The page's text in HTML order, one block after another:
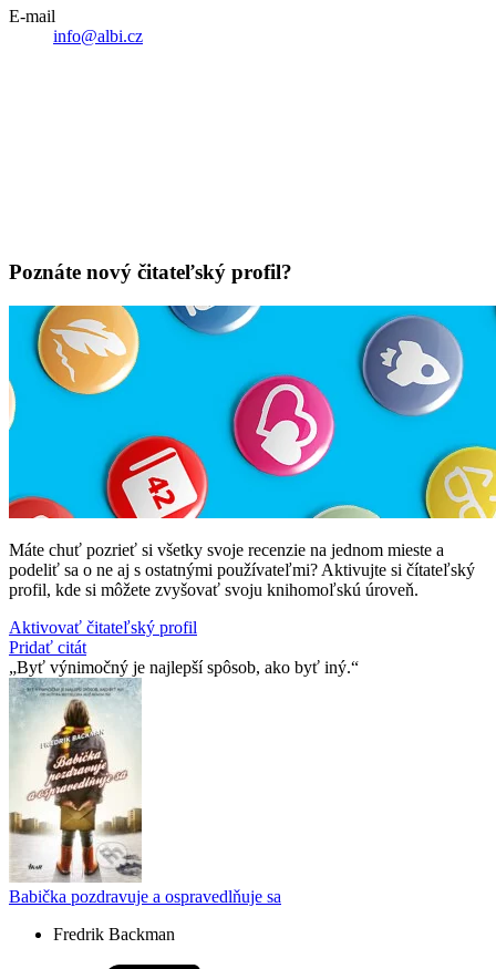
E-mail
info@albi.cz
Poznáte nový čitateľský profil?
Máte chuť pozrieť si všetky svoje recenzie na jednom mieste a
podeliť sa o ne aj s ostatnými používateľmi? Aktivujte si čítateľský
profil, kde si môžete zvyšovať svoju knihomoľskú úroveň.
Aktivovať čitateľský profil
Pridať citát
Byť výnimočný je najlepší spôsob, ako byť iný.
Babička pozdravuje a ospravedlňuje sa
Fredrik Backman